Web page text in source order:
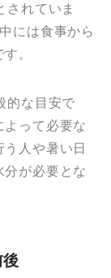
されていま
には食事から
。
的な目安で
って必要な
人や暑い日
分が必要とな
後